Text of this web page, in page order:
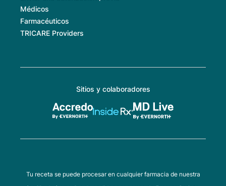
Médicos
Farmacéuticos
TRICARE Providers
Sitios y colaboradores
Tu receta se puede procesar en cualquier farmacia de nuestra